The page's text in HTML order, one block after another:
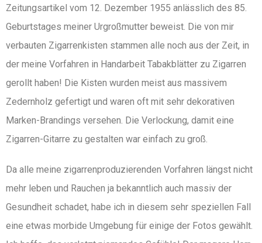
Zeitungsartikel vom 12. Dezember 1955 anlässlich des 85.
Geburtstages meiner Urgroßmutter beweist. Die von mir
verbauten Zigarrenkisten stammen alle noch aus der Zeit, in
der meine Vorfahren in Handarbeit Tabakblätter zu Zigarren
gerollt haben! Die Kisten wurden meist aus massivem
Zedernholz gefertigt und waren oft mit sehr dekorativen
Marken-Brandings versehen. Die Verlockung, damit eine
Zigarren-Gitarre zu gestalten war einfach zu groß.
Da alle meine zigarrenproduzierenden Vorfahren längst nicht
mehr leben und Rauchen ja bekanntlich auch massiv der
Gesundheit schadet, habe ich in diesem sehr speziellen Fall
eine etwas morbide Umgebung für einige der Fotos gewählt.